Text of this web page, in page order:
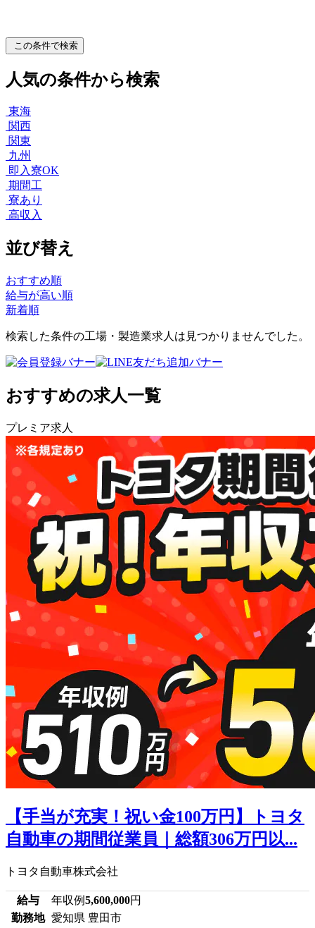
この条件で検索
人気の条件から検索
東海
関西
関東
九州
即入寮OK
期間工
寮あり
高収入
並び替え
おすすめ順
給与が高い順
新着順
検索した条件の工場・製造業求人は見つかりませんでした。
おすすめの求人一覧
プレミア求人
【手当が充実！祝い金100万円】トヨタ
自動車の期間従業員｜総額306万円以...
トヨタ自動車株式会社
給与 年収例5,600,000円
勤務地 愛知県 豊田市